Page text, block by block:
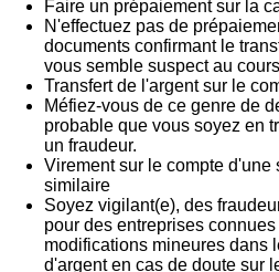
Faire un prépaiement sur la
N'effectuez pas de
documents confirmant le
vous semble suspect au
Transfert de l'argent sur le
Méfiez-vous de ce genre de
probable que vous soyez en
un fraudeur.
Virement sur le compte d'une
similaire
Soyez vigilant(e), des
pour des entreprises
modifications mineures dans
d'argent en cas de doute sur